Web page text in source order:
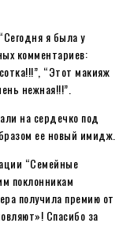
я была у
комментариев:
“Этот макияж
нежная!!!”.
на сердечко под
ее новый имидж.
“Семейные
поклонникам
получила премию от
Спасибо за